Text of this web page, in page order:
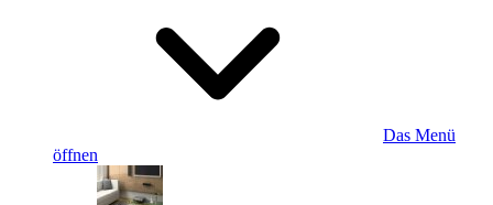
Das Menü
öffnen